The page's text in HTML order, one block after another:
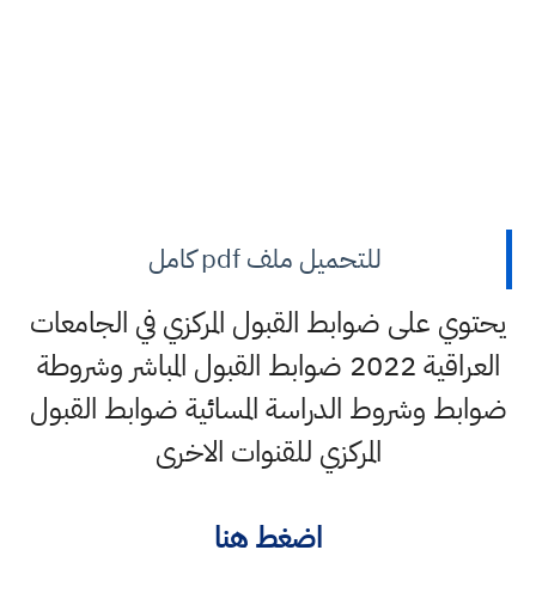
للتحميل ملف pdf كامل
يحتوي على ضوابط القبول المركزي في الجامعات
العراقية 2022 ضوابط القبول المباشر وشروطة
ضوابط وشروط الدراسة المسائية ضوابط القبول
المركزي للقنوات الاخرى
اضغط هنا